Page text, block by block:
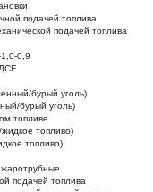
подачей топлива
подачей топлива
0,9
бурый уголь)
бурый уголь)
топливе
топливо)
топливо)
подачей топлива